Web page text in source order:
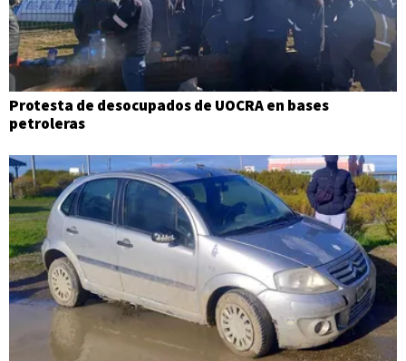
Protesta de desocupados de UOCRA en bases
petroleras